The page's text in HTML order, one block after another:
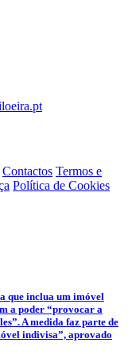
Contactos Termos e
Política de Cookies
que inclua um imóvel
a poder “provocar a
A medida faz parte de
indivisa”, aprovado